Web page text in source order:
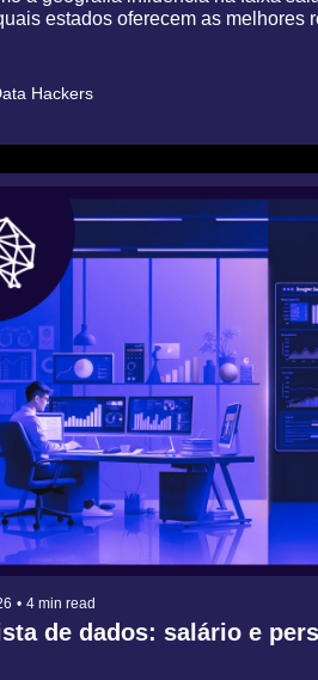
estados oferecem as melhores
Hackers
• 4 min read
de dados: salário e